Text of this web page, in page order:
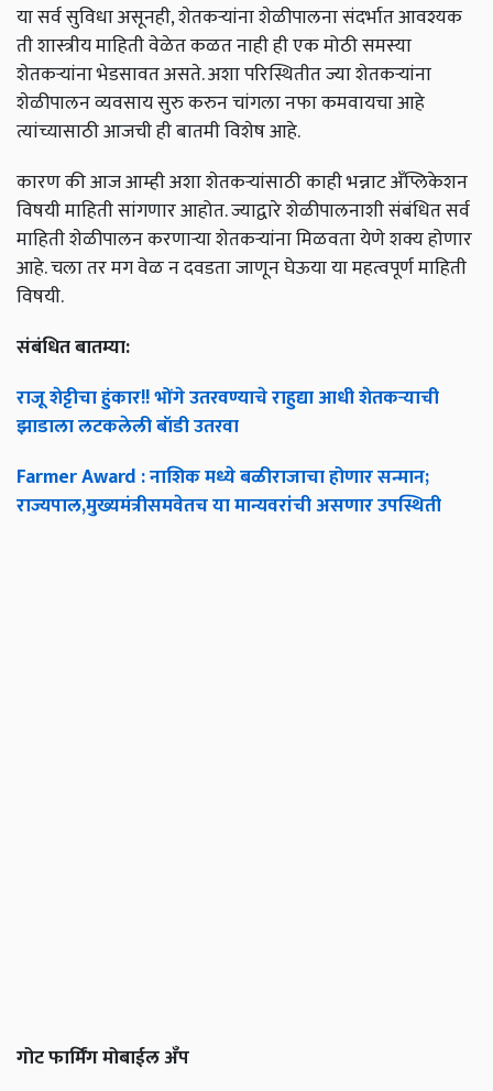
या सर्व सुविधा असूनही, शेतकऱ्यांना शेळीपालना संदर्भात आवश्यक
ती शास्त्रीय माहिती वेळेत कळत नाही ही एक मोठी समस्या
शेतकऱ्यांना भेडसावत असते. अशा परिस्थितीत ज्या शेतकऱ्यांना
शेळीपालन व्यवसाय सुरु करुन चांगला नफा कमवायचा आहे
त्यांच्यासाठी आजची ही बातमी विशेष आहे.
कारण की आज आम्ही अशा शेतकऱ्यांसाठी काही भन्नाट अँप्लिकेशन
विषयी माहिती सांगणार आहोत. ज्याद्वारे शेळीपालनाशी संबंधित सर्व
माहिती शेळीपालन करणाऱ्या शेतकऱ्यांना मिळवता येणे शक्य होणार
आहे. चला तर मग वेळ न दवडता जाणून घेऊया या महत्वपूर्ण माहिती
विषयी.
संबंधित बातम्या:
राजू शेट्टीचा हुंकार!! भोंगे उतरवण्याचे राहुद्या आधी शेतकऱ्याची
झाडाला लटकलेली बॉडी उतरवा
Farmer Award : नाशिक मध्ये बळीराजाचा होणार सन्मान;
राज्यपाल,मुख्यमंत्रीसमवेतच या मान्यवरांची असणार उपस्थिती
गोट फार्मिंग मोबाईल अँप